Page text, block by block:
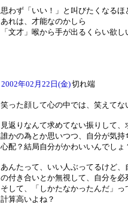
思わず「いい！」と叫びたくなる
あれは、才能なのかしら
「文才」喉から手が出るくらい欲
2002年02月22日(金)切れ端
笑った顔して心の中では、笑えてな
見返りなんて求めてない振りして
誰かの為とか思いつつ、自分が気
心配？結局自分がかわいいんでしょ
あんたって、いい人ぶってるけど
の付き合いとか無視して、自分を
そして、「しかたなかったんだ」
計算高いよね？